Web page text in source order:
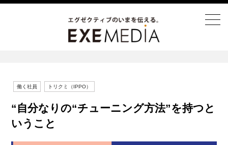
働く社員 トリクミ（IPPO）
“自分なりの“チューニング方法”を持つと
いうこと